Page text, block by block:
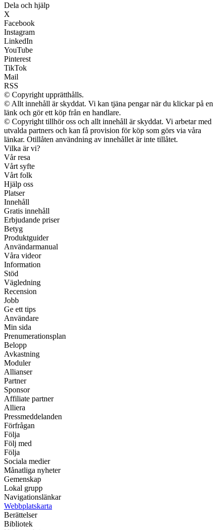
Dela och hjälp
X
Facebook
Instagram
LinkedIn
YouTube
Pinterest
TikTok
Mail
RSS
© Copyright upprätthålls.
© Allt innehåll är skyddat. Vi kan tjäna pengar när du klickar på en
länk och gör ett köp från en handlare.
© Copyright tillhör oss och allt innehåll är skyddat. Vi arbetar med
utvalda partners och kan få provision för köp som görs via våra
länkar. Otillåten användning av innehållet är inte tillåtet.
Vilka är vi?
Vår resa
Vårt syfte
Vårt folk
Hjälp oss
Platser
Innehåll
Gratis innehåll
Erbjudande priser
Betyg
Produktguider
Användarmanual
Våra videor
Information
Stöd
Vägledning
Recension
Jobb
Ge ett tips
Användare
Min sida
Prenumerationsplan
Belopp
Avkastning
Moduler
Allianser
Partner
Sponsor
Affiliate partner
Alliera
Pressmeddelanden
Förfrågan
Följa
Följ med
Följa
Sociala medier
Månatliga nyheter
Gemenskap
Lokal grupp
Navigationslänkar
Webbplatskarta
Berättelser
Bibliotek